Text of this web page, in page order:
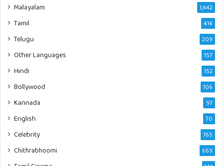
Malayalam 1,442
Tamil 414
Telugu 209
Other Languages 157
Hindi 152
Bollywood 106
Kannada 97
English 70
Celebrity 765
Chithrabhoomi 669